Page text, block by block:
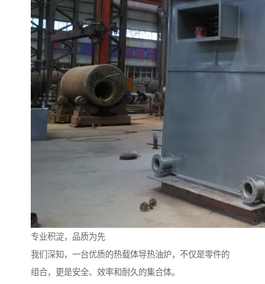
专业积淀，品质为先
我们深知，一台优质的热载体导热油炉，不仅是零件的
组合，更是安全、效率和耐久的集合体。